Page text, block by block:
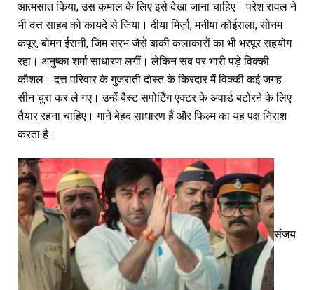
आत्मसात किया, उस कमाल के लिए इसे देखा जाना चाहिए। परेश रावल ने
भी दत्त साहब को कायदे से जिया। दीया मिर्ज़ा, मनीषा कोईराला, सोनम
कपूर, बोमन ईरानी, जिम सरभ जैसे बाकी कलाकारों का भी भरपूर सहयोग
रहा। अनुष्का शर्मा साधारण लगीं। लेकिन सब पर भारी पड़े विक्की
कौशल। दत्त परिवार के गुजराती दोस्त के किरदार में विक्की कई जगह
सीन चुरा कर ले गए। उन्हें बैस्ट सपोर्टिंग एक्टर के अवार्ड बटोरने के लिए
तैयार रहना चाहिए। गाने बेहद साधारण हैं और फिल्म का यह पक्ष निराश
करता है।
संजय